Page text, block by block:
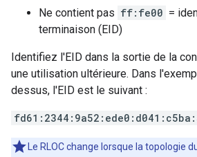
Ne contient pas ff:fe00 =
terminaison (EID)
Identifiez l'EID dans la sortie de la
une utilisation ultérieure. Dans
dessus, l'EID est le suivant :
Le RLOC change lorsque la topologie